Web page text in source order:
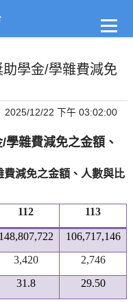
學金/學雜費減免
2025/12/22 下午 03:02:00
雜費減免之金額、
費減免之金額、人數與比
112 113
148,807,722
106,717,146
3,420
2,746
31.8 29.50